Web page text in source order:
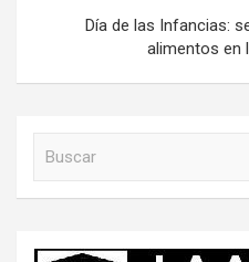
entradasDía de las Infancias:
alimentos en